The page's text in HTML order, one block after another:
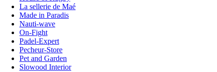
La sellerie de Maé
Made in Paradis
Nauti-wave
On-Fight
Padel-Expert
Pecheur-Store
Pet and Garden
Slowood Interior